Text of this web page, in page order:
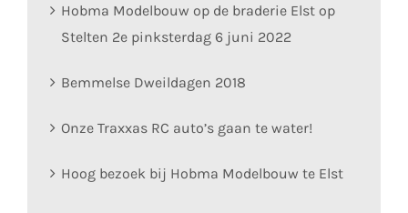
Hobma Modelbouw op de braderie Elst op
Stelten 2e pinksterdag 6 juni 2022
Bemmelse Dweildagen 2018
Onze Traxxas RC auto’s gaan te water!
Hoog bezoek bij Hobma Modelbouw te Elst